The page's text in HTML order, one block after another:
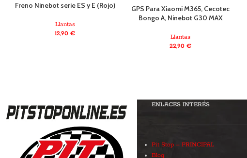
Freno Ninebot serie ES y E (Rojo)
Llantas
12,90€
GPS Para Xiaomi M365, Cecotec
Bongo A, Ninebot G30 MAX
Llantas
22,90€
ENLACES INTERÉS
Pit Stop – PRINCIPAL
Blog